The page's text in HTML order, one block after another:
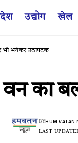
उद्योग खेल
भी भयंकर उठापटक
का
LAST
BYHUM VATAN